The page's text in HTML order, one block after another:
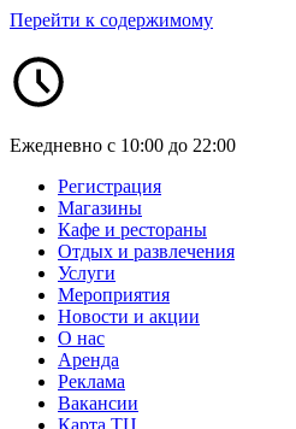
Перейти к содержимому
Ежедневно с 10:00 до 22:00
Регистрация
Магазины
Кафе и рестораны
Отдых и развлечения
Услуги
Мероприятия
Новости и акции
О нас
Аренда
Реклама
Вакансии
Карта ТЦ